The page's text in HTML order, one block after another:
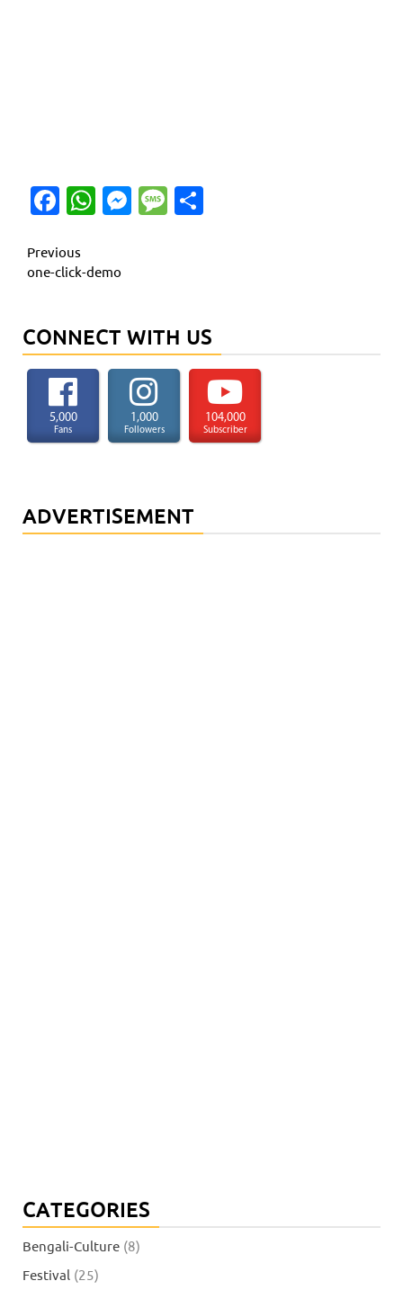
Facebook
WhatsApp
Messenger
Message
Continue
Reading
Previous
one-click-demo
CONNECT WITH US
5,000
Fans
1,000
Followers
104,000
Subscriber
ADVERTISEMENT
CATEGORIES
Bengali-Culture (8)
Festival (25)